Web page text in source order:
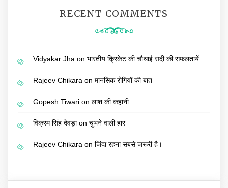
RECENT COMMENTS
Vidyakar Jha on भारतीय क्रिकेट की चौथाई सदी की सफलतायें
Rajeev Chikara on मानसिक रोगियों की बात
Gopesh Tiwari on लाश की कहानी
विक्रम सिंह देवड़ाon चुभने वाली हार
Rajeev Chikara on जिंदा रहना सबसे जरूरी है।